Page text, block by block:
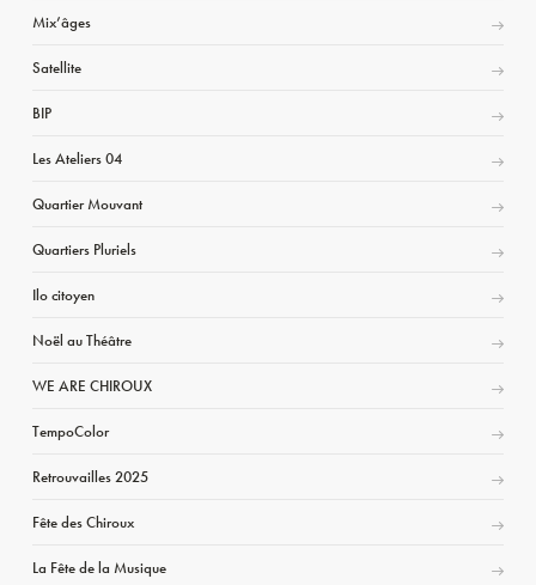
Mix’âges
Satellite
BIP
Les Ateliers 04
Quartier Mouvant
Quartiers Pluriels
Ilo citoyen
Noël au Théâtre
WE ARE CHIROUX
TempoColor
Retrouvailles 2025
Fête des Chiroux
La Fête de la Musique